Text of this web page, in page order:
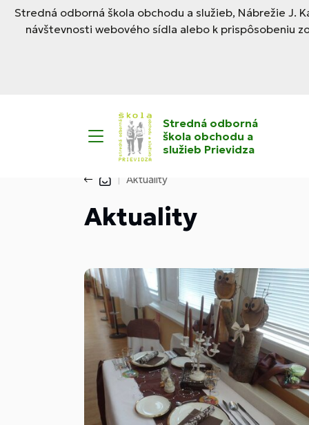
Stredná odborná škola obchodu a služieb, Nábrežie J.
návštevnosti webového sídla alebo k prispôsobeniu
Stredná odborná
škola obchodu a
služieb Prievidza
Aktuality
Aktuality